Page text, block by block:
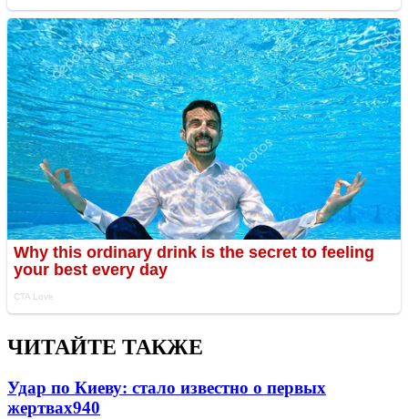
ЧИТАЙТЕ ТАКЖЕ
Удар по Киеву: стало известно о первых
жертвах940